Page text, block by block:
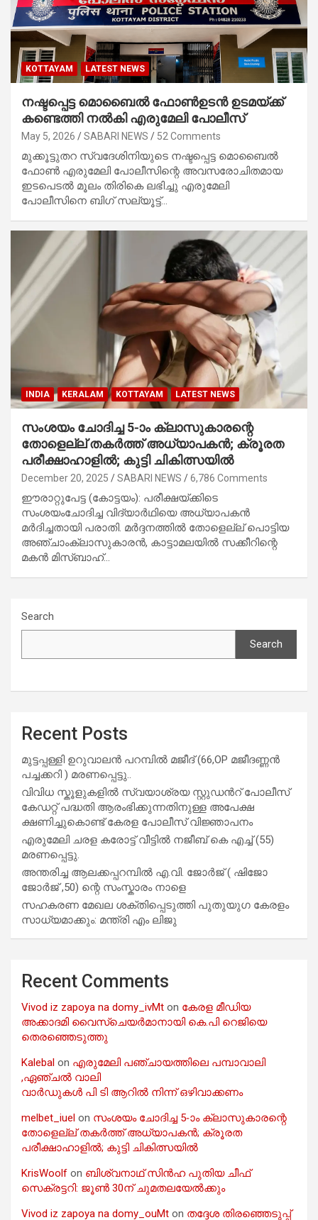
KOTTAYAM LATEST NEWS
നഷ്ടപ്പെട്ട മൊബൈൽ ഫോൺഉടൻ ഉടമയ്ക്ക്
കണ്ടെത്തി നൽകി എരുമേലി പോലീസ്
May 5, 2026 SABARI NEWS 52 Comments
മുക്കൂട്ടുതറ സ്വദേശിനിയുടെ നഷ്ടപ്പെട്ട മൊബൈൽ
ഫോൺ എരുമേലി പോലീസിന്റെ അവസരോചിതമായ
ഇടപെടൽ മൂലം തിരികെ ലഭിച്ചു എരുമേലി
പോലീസിനെ ബിഗ് സല്യൂട്ട്…
INDIA KERALAM KOTTAYAM LATEST NEWS
സംശയം ചോദിച്ച 5-ാം ക്ലാസുകാരന്റെ
തോളെല്ല് തകർത്ത് അധ്യാപകൻ; ക്രൂരത
പരീക്ഷാഹാളിൽ; കുട്ടി ചികിത്സയിൽ
December 20, 2025 SABARI NEWS 6,786 Comments
ഈരാറ്റുപേട്ട (കോട്ടയം): പരീക്ഷയ്ക്കിടെ
സംശയംചോദിച്ച വിദ്യാർഥിയെ അധ്യാപകൻ
മർദിച്ചതായി പരാതി. മർദ്ദനത്തിൽ തോളെല്ല് പൊട്ടിയ
അഞ്ചാംക്ലാസുകാരൻ, കാട്ടാമലയിൽ സക്കീറിന്റെ
മകൻ മിസ്ബാഹ്…
Search
Search
Recent Posts
മുട്ടപ്പള്ളി ഉറുവാലൻ പറമ്പിൽ മജീദ് (66,OP മജീദണ്ണൻ
പച്ചക്കറി ) മരണപ്പെട്ടു..
വിവിധ സ്കൂളുകളില്‍ സ്വയാശ്രയ സ്റ്റുഡന്‍റ് പോലീസ്
കേഡറ്റ് പദ്ധതി ആരംഭിക്കുന്നതിനുള്ള അപേക്ഷ
ക്ഷണിച്ചുകൊണ്ട് കേരള പോലീസ് വിജ്ഞാപനം
എരുമേലി ചരള കരോട്ട് വീട്ടിൽ നജീബ് കെ എച്ച് (55)
മരണപ്പെട്ടു.
അന്തരിച്ച ആ​ല​ക്ക​പ്പ​റമ്പിൽ​ എ.​വി. ജോ​ർ​ജ് ( ഷിജോ
ജോർജ് ,50) ന്റെ സംസ്കാരം നാളെ
സഹകരണ മേഖല ശക്തിപ്പെടുത്തി പുതുയുഗ കേരളം
സാധ്യമാക്കും: മന്ത്രി എം ലിജു
Recent Comments
Vivod iz zapoya na domy_ivMt on കേരള മീഡിയ
അക്കാദമി വൈസ്ചെയർമാനായി കെ.പി റെജിയെ
തെരഞ്ഞെടുത്തു
Kalebal on എരുമേലി പഞ്ചായത്തിലെ പമ്പാവാലി
,ഏഞ്ചൽ വാലി
വാർഡുകൾ പി ടി ആറിൽ നിന്ന് ഒഴിവാക്കണം
melbet_iuel on സംശയം ചോദിച്ച 5-ാം ക്ലാസുകാരന്റെ
തോളെല്ല് തകർത്ത് അധ്യാപകൻ; ക്രൂരത
പരീക്ഷാഹാളിൽ; കുട്ടി ചികിത്സയിൽ
KrisWoolf on ബിശ്വനാഥ് സിൻഹ പുതിയ ചീഫ്
സെക്രട്ടറി: ജൂൺ 30ന് ചുമതലയേൽക്കും
Vivod iz zapoya na domy_ouMt on തദ്ദേശ തിരഞ്ഞെടുപ്പ്